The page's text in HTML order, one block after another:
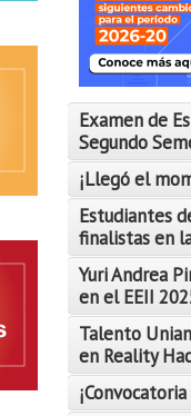
Examen de
Segundo
Leer Más
¡Llegó el
Estudiantes
finalistas en
Yuri Andrea
en el EEII
Talento
en Reality